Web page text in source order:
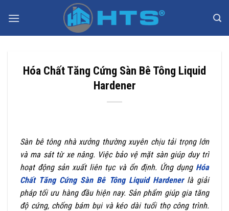
qua
Hóa Chất Tăng Cứng Sàn Bê Tông Liquid
Hardener
Sàn bê tông nhà xưởng thường xuyên chịu tải trọng lớn
và ma sát từ xe nâng. Việc bảo vệ mặt sàn giúp duy trì
hoạt động sản xuất liên tục và ổn định. Ứng dụng Hóa
Chất Tăng Cứng Sàn Bê Tông Liquid Hardenerlà giải
pháp tối ưu hàng đầu hiện nay. Sản phẩm giúp gia tăng
độ cứng, chống bám bụi và kéo dài tuổi thọ công trình.